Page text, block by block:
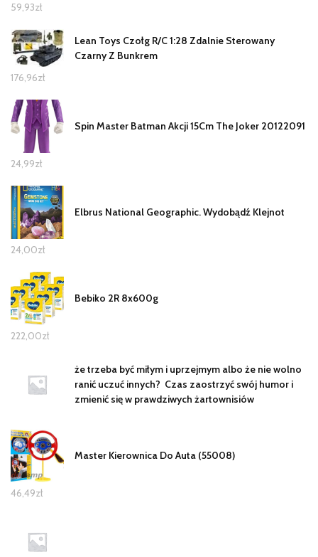
59,93zł
Lean Toys Czołg R/C 1:28 Zdalnie Sterowany
Czarny Z Bunkrem
176,96zł
Spin Master Batman Akcji 15Cm The Joker 20122091
24,99zł
Elbrus National Geographic. Wydobądź Klejnot
24,00zł
Bebiko 2R 8x600g
222,00zł
że trzeba być miłym i uprzejmym albo że nie wolno
ranić uczuć innych? Czas zaostrzyć swój humor i
zmienić się w prawdziwych żartownisiów
Master Kierownica Do Auta (55008)
46,49zł